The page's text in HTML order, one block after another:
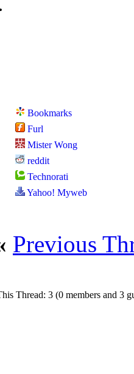
Bookmarks
Furl
Mister Wong
reddit
Technorati
Yahoo! Myweb
Previous
Thread: 3 (0 members and 3